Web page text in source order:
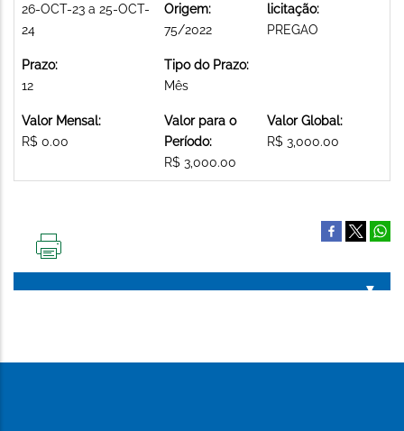
26-OCT-23 a 25-OCT-
24
Origem:
75/2022
licitação:
PREGAO
Prazo:
12
Tipo do Prazo:
Mês
Valor Mensal:
R$ 0.00
Valor para o
Período:
R$ 3,000.00
Valor Global:
R$ 3,000.00
PÁGINA